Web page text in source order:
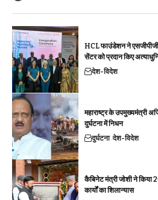
HCL फाउंडेशन ने
सेंटर को प्रदान किए
देश-विदेश
महाराष्ट्र के उपमुख्यमंत्री
दुर्घटना में निधन
दुर्घटना देश-विदेश
कैबिनेट मंत्री जोशी ने किया
कार्यों का शिलान्यास